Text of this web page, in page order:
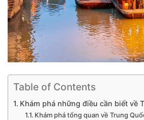
Table of Contents
Khám phá những điều cần biết về
Khám phá tổng quan về Trung